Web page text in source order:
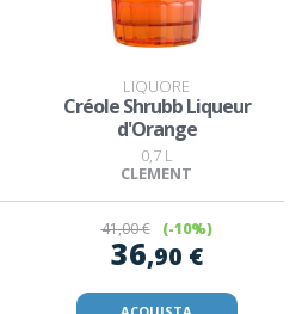
LIQUORE
Créole Shrubb Liqueur
d'Orange
0,7 L
CLEMENT
41,00 € (-10%)
36,90 €
ACQUISTA